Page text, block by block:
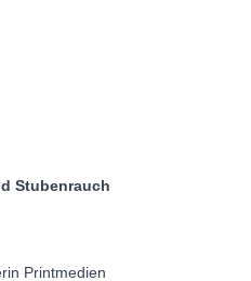
Printmedien